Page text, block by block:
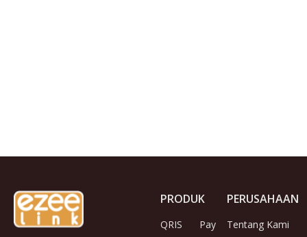
PRODUK
QRIS
Pay
PERUSAHAAN
Tentang Kami